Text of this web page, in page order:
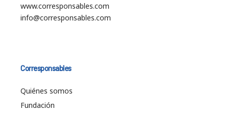
www.corresponsables.com
info@corresponsables.com
Corresponsables
Quiénes somos
Fundación